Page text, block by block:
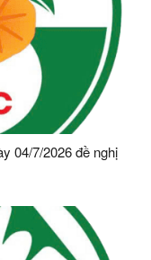
04/7/2026 đề nghị